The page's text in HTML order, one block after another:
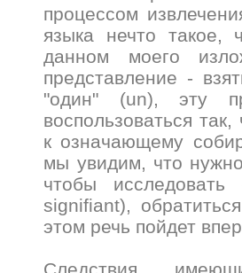
процессом
языка нечто
данном моего
представление -
"один" (un), эту
воспользоваться
к означающему
мы увидим, что
чтобы
signifiant),
этом речь пойдет
Следствия,